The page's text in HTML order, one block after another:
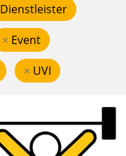
Dienstleister
× Event
× UVI